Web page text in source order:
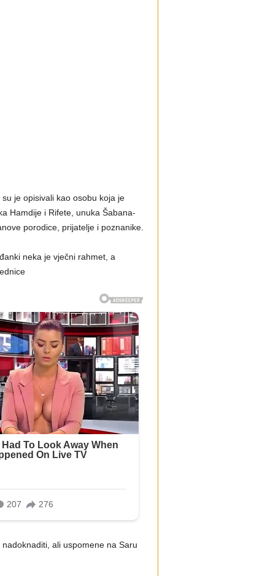
je opisivali kao osobu koja je
Hamdije i Rifete, unuka Šabana-
porodice, prijatelje i poznanike.
neka je vječni rahmet, a
ali uspomene na Saru